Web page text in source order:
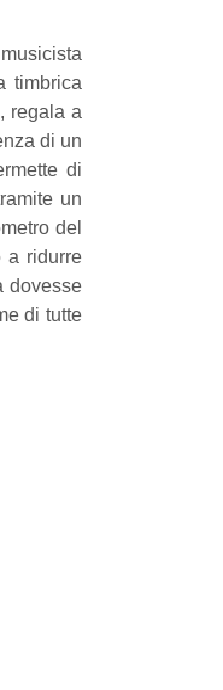
timbrica
regala a
di un
di
un
del
a ridurre
dovesse
di tutte